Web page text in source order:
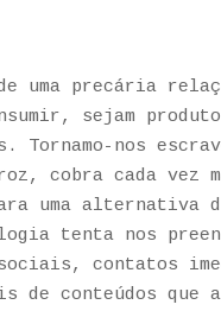
de uma precária
sejam
nos
cobra cada vez
uma
tenta nos
contatos
de conteúdos que